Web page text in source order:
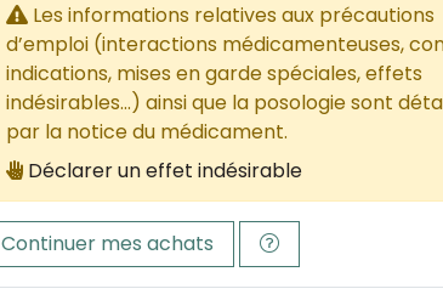
Les informations relatives aux précautions
d’emploi (interactions médicamenteuses,
indications, mises en garde spéciales, effets
indésirables...) ainsi que la posologie sont
par la notice du médicament.
Déclarer un effet indésirable
Continuer mes achats